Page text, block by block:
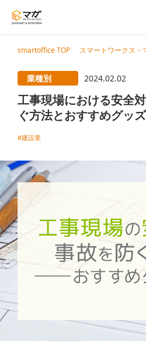
smartoffice TOP スマートワークス・
業種別 2024.02.02
工事現場における安全
ぐ方法とおすすめグッ
#建設業